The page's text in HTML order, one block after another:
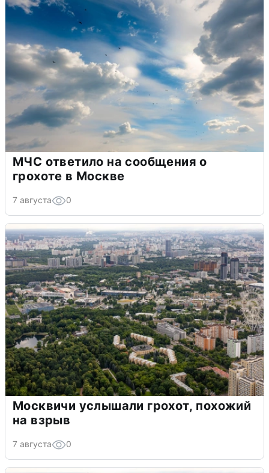
МЧС ответило на сообщения о
грохоте в Москве
7 августа 0
Москвичи услышали грохот, похожий
на взрыв
7 августа 0